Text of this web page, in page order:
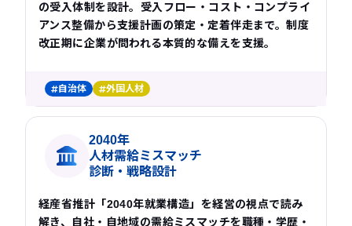
の受入体制を設計。受入フロー・コスト・コンプライ
アンス整備から支援計画の策定・定着伴走まで。制度
改正期に企業が問われる本質的な備えを支援。
自治体 外国人材
2040年
人材需給ミスマッチ
診断・戦略設計
経産省推計「2040年就業構造」を経営の視点で読み
解き、自社・自地域の需給ミスマッチを職種・学歴・